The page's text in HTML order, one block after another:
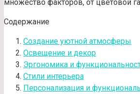
множество факторов, от цветовой
Содержание
Создание уютной атмосферы
Освещение и декор
Эргономика и
Стили интерьера
Персонализация и